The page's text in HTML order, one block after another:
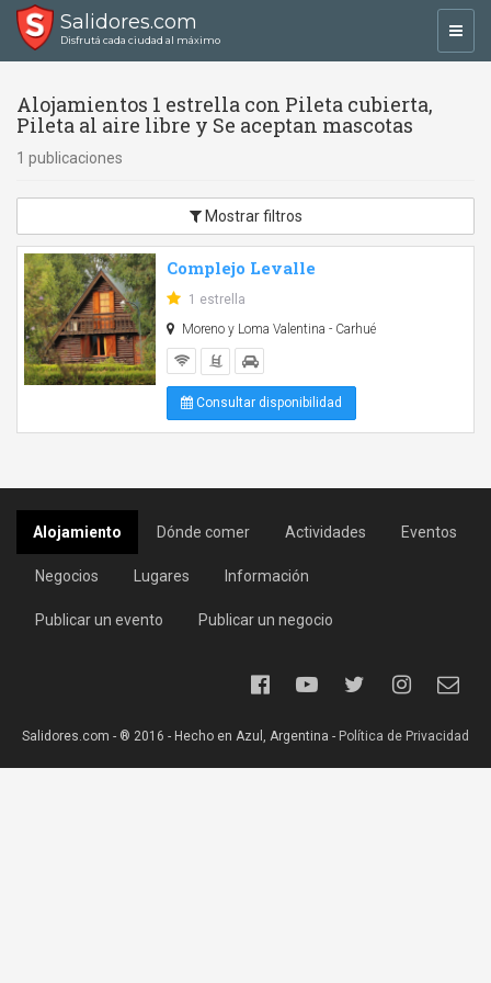
Salidores.com
Disfrutá cada ciudad al máximo
Alojamientos 1 estrella con Pileta cubierta,
Pileta al aire libre y Se aceptan mascotas
1 publicaciones
Mostrar filtros
Complejo Levalle
1 estrella
Moreno y Loma Valentina - Carhué
Consultar disponibilidad
Alojamiento Dónde comer Actividades Eventos
Negocios Lugares Información
Publicar un evento Publicar un negocio
Salidores.com - ® 2016 - Hecho en Azul, Argentina - Política de Privacidad